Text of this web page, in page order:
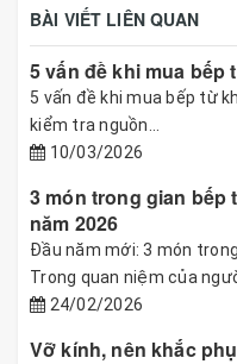
BÀI VIẾT LIÊN QUAN
5 vấn đề khi mua
5 vấn đề khi mua bếp từ
kiểm tra nguồn...
10/03/2026
3 món trong gian
năm 2026
Đầu năm mới: 3 món
Trong quan niệm của
24/02/2026
Vỡ kính, nên khắc